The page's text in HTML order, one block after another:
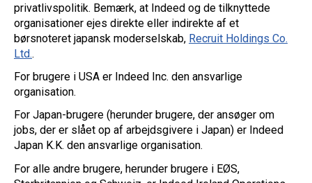
privatlivspolitik. Bemærk, at Indeed og de tilknyttede
organisationer ejes direkte eller indirekte af et
børsnoteret japansk moderselskab, Recruit Holdings Co.
Ltd..
For brugere i USA er Indeed Inc. den ansvarlige
organisation.
For Japan-brugere (herunder brugere, der ansøger om
jobs, der er slået op af arbejdsgivere i Japan) er Indeed
Japan K.K. den ansvarlige organisation.
For alle andre brugere, herunder brugere i EØS,